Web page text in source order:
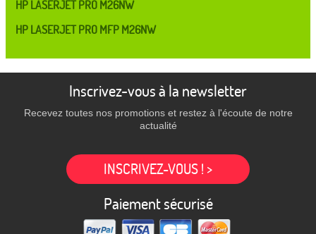
HP LASERJET PRO M26NW
HP LASERJET PRO MFP M26NW
Inscrivez-vous à la newsletter
Recevez toutes nos promotions et restez à l'écoute de notre
actualité
INSCRIVEZ-VOUS ! >
Paiement sécurisé